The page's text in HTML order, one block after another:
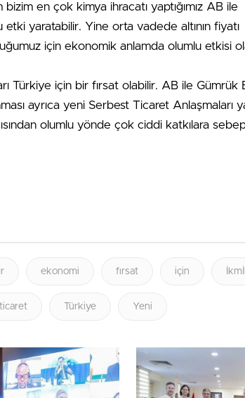
en çok kimya ihracatı yaptığımız AB ile
yaratabilir. Yine orta vadede altının fiyatı
için ekonomik anlamda olumlu etkisi
Türkiye için bir fırsat olabilir. AB ile Gümrük
ayrıca yeni Serbest Ticaret Anlaşmaları
olumlu yönde çok ciddi katkılara
ekonomi fırsat için
ticaret Türkiye Yeni